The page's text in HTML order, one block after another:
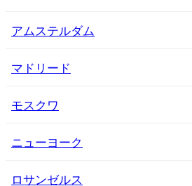
アムステルダム
マドリード
モスクワ
ニューヨーク
ロサンゼルス